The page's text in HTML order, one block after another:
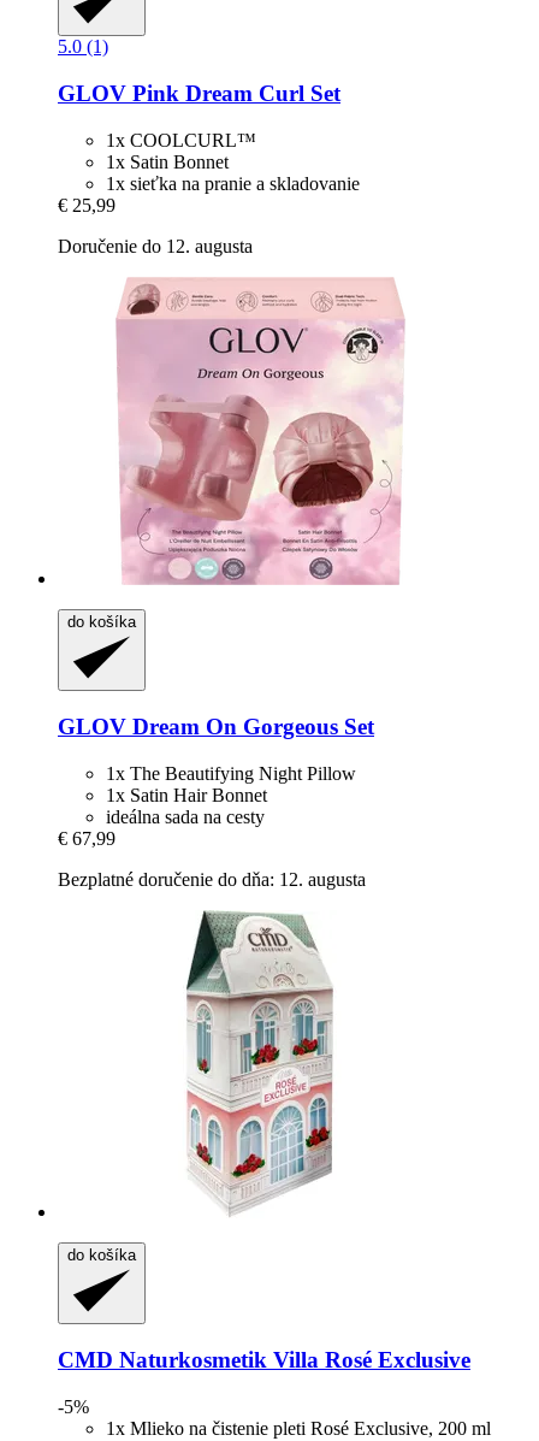
5.0 (1)
GLOV Pink Dream Curl Set
1x COOLCURL™
1x Satin Bonnet
1x sieťka na pranie a skladovanie
€ 25,99
Doručenie do 12. augusta
do košíka
GLOV Dream On Gorgeous Set
1x The Beautifying Night Pillow
1x Satin Hair Bonnet
ideálna sada na cesty
€ 67,99
Bezplatné doručenie do dňa: 12. augusta
do košíka
CMD Naturkosmetik Villa Rosé Exclusive
-5%
1x Mlieko na čistenie pleti Rosé Exclusive, 200 ml